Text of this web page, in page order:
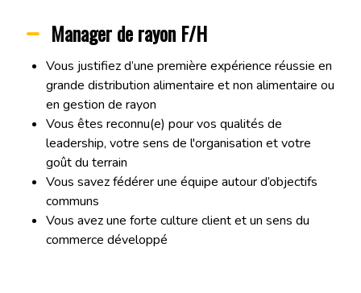
Manager de rayon F/H
Vous justifiez d’une première expérience réussie en
grande distribution alimentaire et non alimentaire ou
en gestion de rayon
Vous êtes reconnu(e) pour vos qualités de
leadership, votre sens de l'organisation et votre
goût du terrain
Vous savez fédérer une équipe autour d’objectifs
communs
Vous avez une forte culture client et un sens du
commerce développé